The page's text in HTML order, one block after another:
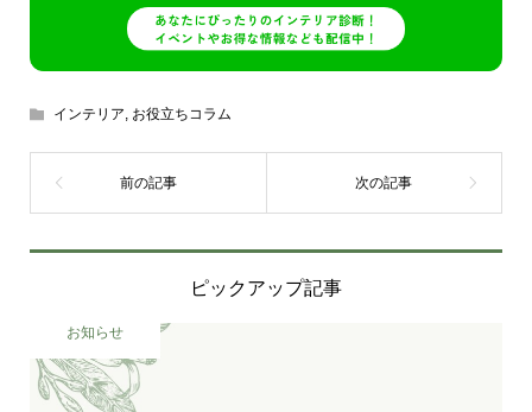
インテリア, お役立ちコラム
ピックアップ記事
お知らせ